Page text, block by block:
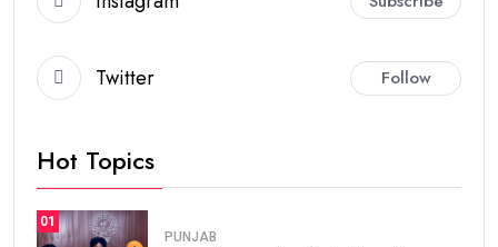
Twitter Follow
Hot Topics
01
PUNJAB